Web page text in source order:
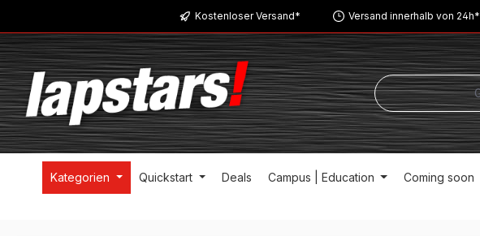
Zur Hauptnavigation springenKostenloser Versand* Versand innerhalb von 24h*
Kategorien Quickstart Deals Campus | Education Coming soon